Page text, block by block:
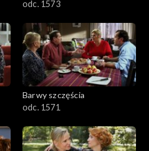
odc. 1573
Barwy szczęścia
odc. 1571